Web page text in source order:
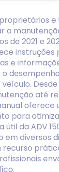
e
a
de 2021 e
instruções
e
até
oferece
para
útil da ADV
em diversos